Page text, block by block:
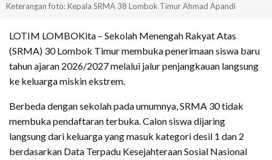
Keterangan foto: Kepala SRMA 38 Lombok Timur Ahmad Apandi
LOTIM LOMBOKita – Sekolah Menengah Rakyat Atas
(SRMA) 30 Lombok Timur membuka penerimaan siswa baru
tahun ajaran 2026/2027 melalui jalur penjangkauan langsung
ke keluarga miskin ekstrem.
Berbeda dengan sekolah pada umumnya, SRMA 30 tidak
membuka pendaftaran terbuka. Calon siswa dijaring
langsung dari keluarga yang masuk kategori desil 1 dan 2
berdasarkan Data Terpadu Kesejahteraan Sosial Nasional